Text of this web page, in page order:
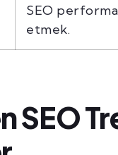
SEO
etmek.
SEO